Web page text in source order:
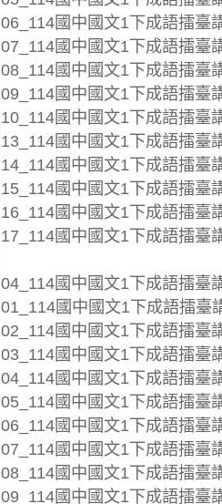
06_114國中國文1下成語擂臺
07_114國中國文1下成語擂臺
08_114國中國文1下成語擂臺
09_114國中國文1下成語擂臺
10_114國中國文1下成語擂臺
13_114國中國文1下成語擂臺
14_114國中國文1下成語擂臺
15_114國中國文1下成語擂臺
16_114國中國文1下成語擂臺
17_114國中國文1下成語擂臺
04_114國中國文1下成語擂臺
01_114國中國文1下成語擂臺
02_114國中國文1下成語擂臺
03_114國中國文1下成語擂臺
04_114國中國文1下成語擂臺
05_114國中國文1下成語擂臺
06_114國中國文1下成語擂臺
07_114國中國文1下成語擂臺
08_114國中國文1下成語擂臺
09_114國中國文1下成語擂臺